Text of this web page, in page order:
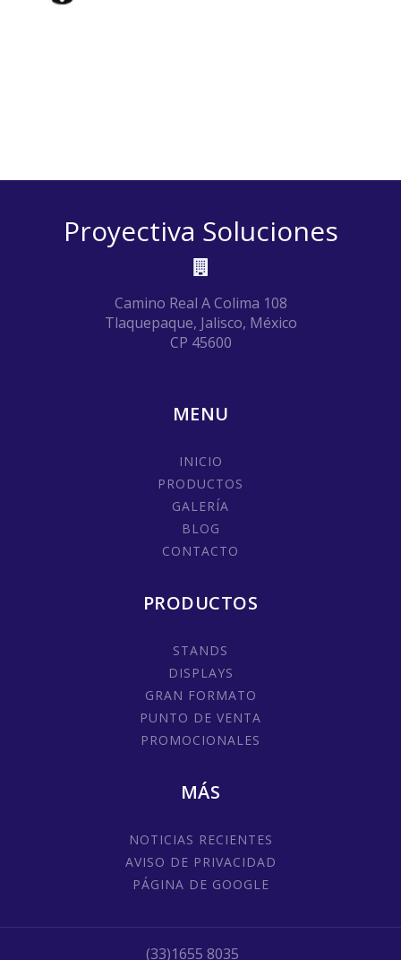
Proyectiva Soluciones
Camino Real A Colima 108
Tlaquepaque, Jalisco, México
CP 45600
MENU
INICIO
PRODUCTOS
GALERÍA
BLOG
CONTACTO
PRODUCTOS
STANDS
DISPLAYS
GRAN FORMATO
PUNTO DE VENTA
PROMOCIONALES
MÁS
NOTICIAS RECIENTES
AVISO DE PRIVACIDAD
PÁGINA DE GOOGLE
(33)1655 8035